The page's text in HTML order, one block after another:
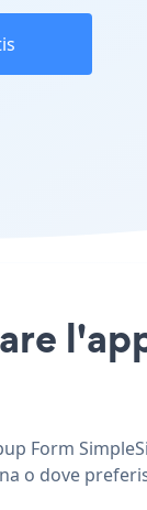
Form
o dove